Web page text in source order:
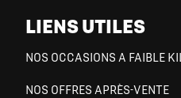
LIENS UTILES
NOS OCCASIONS A FAIBLE
NOS OFFRES APRÈS-VENTE